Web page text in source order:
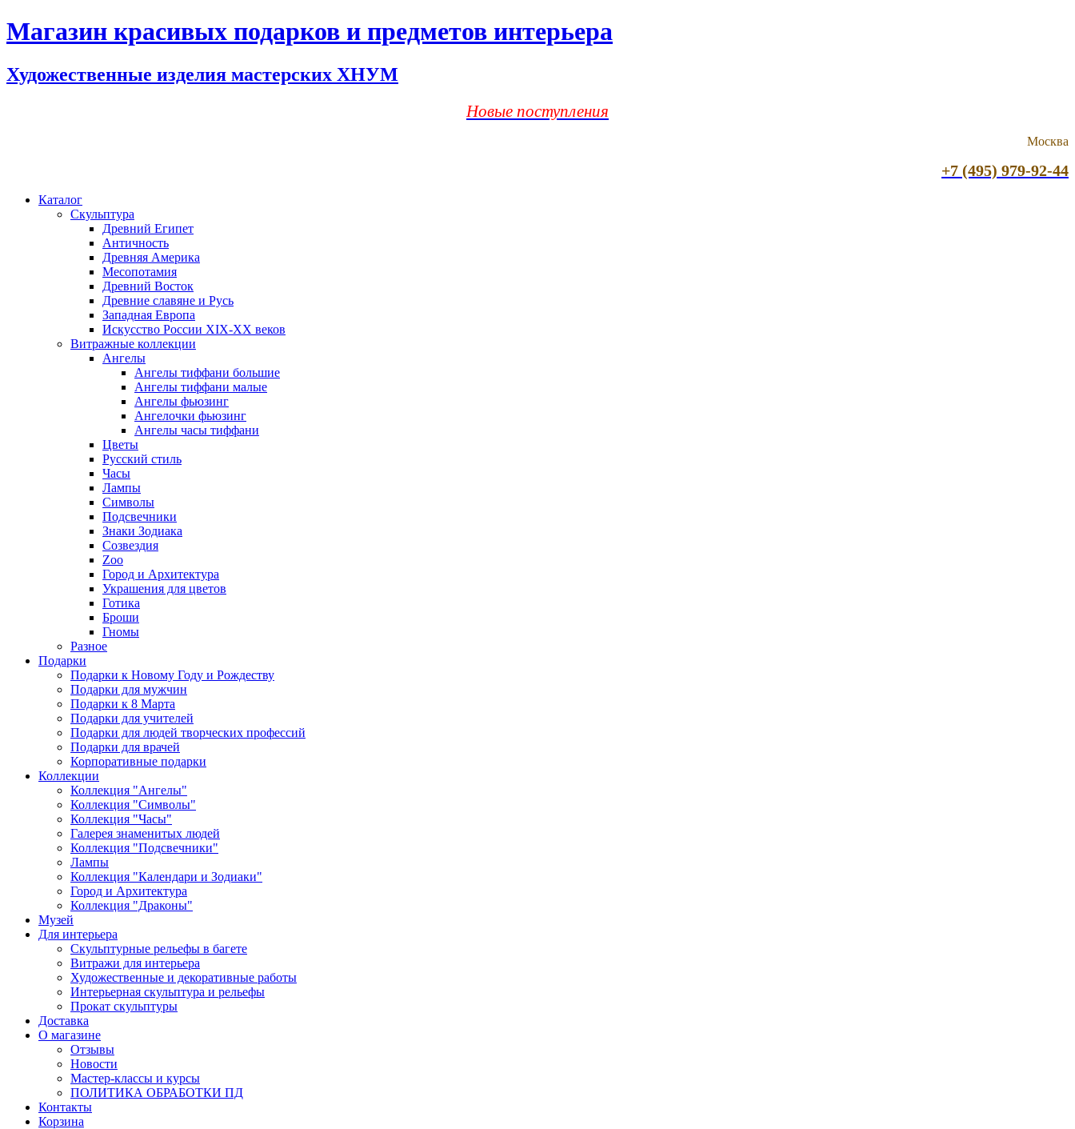
Магазин красивых подарков и предметов интерьера
Художественные изделия мастерских ХНУМ
Новые поступления
Москва
+7 (495) 979-92-44
Каталог
Скульптура
Древний Египет
Античность
Древняя Америка
Месопотамия
Древний Восток
Древние славяне и Русь
Западная Европа
Искусство России XIX-XX веков
Витражные коллекции
Ангелы
Ангелы тиффани большие
Ангелы тиффани малые
Ангелы фьюзинг
Ангелочки фьюзинг
Ангелы часы тиффани
Цветы
Русский стиль
Часы
Лампы
Символы
Подсвечники
Знаки Зодиака
Созвездия
Zoo
Город и Архитектура
Украшения для цветов
Готика
Броши
Гномы
Разное
Подарки
Подарки к Новому Году и Рождеству
Подарки для мужчин
Подарки к 8 Марта
Подарки для учителей
Подарки для людей творческих профессий
Подарки для врачей
Корпоративные подарки
Коллекции
Коллекция "Ангелы"
Коллекция "Символы"
Коллекция "Часы"
Галерея знаменитых людей
Коллекция "Подсвечники"
Лампы
Коллекция "Календари и Зодиаки"
Город и Архитектура
Коллекция "Драконы"
Музей
Для интерьера
Скульптурные рельефы в багете
Витражи для интерьера
Художественные и декоративные работы
Интерьерная скульптура и рельефы
Прокат скульптуры
Доставка
О магазине
Отзывы
Новости
Мастер-классы и курсы
ПОЛИТИКА ОБРАБОТКИ ПД
Контакты
Корзина